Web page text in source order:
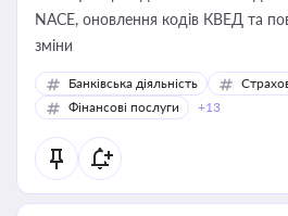
NACE, оновлення кодів КВЕД та
зміни
Банківська діяльність
Фінансові послуги
+13